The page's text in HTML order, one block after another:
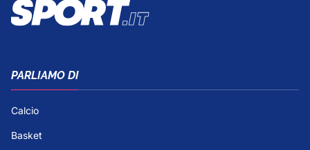
PARLIAMO DI
Calcio
Basket